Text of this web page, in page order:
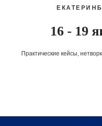
16 - 19
Практические кейсы,